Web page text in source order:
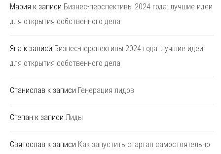
Мария к записи Бизнес-перспективы 2024 года: лучшие идеи
для открытия собственного дела
Яна к записи Бизнес-перспективы 2024 года: лучшие идеи
для открытия собственного дела
Станислав к записи Генерация лидов
Степан к записи Лиды
Святослав к записи Как запустить стартап самостоятельно